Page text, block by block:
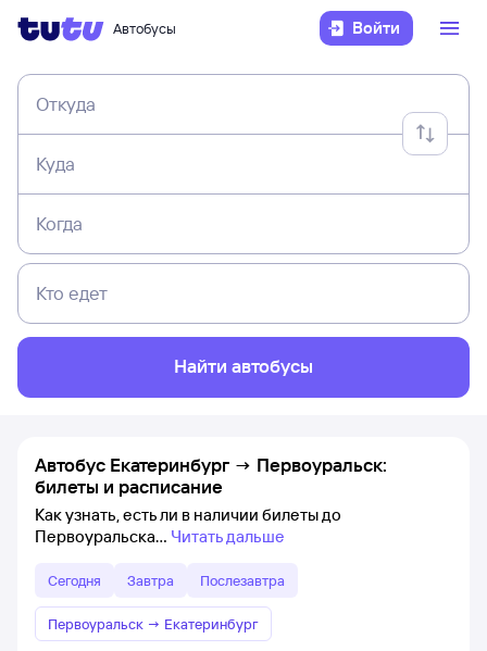
Автобусы Войти
Откуда
Куда
Когда
Кто едет
Найти автобусы
Автобус Екатеринбург → Первоуральск:
билеты и расписание
Как узнать, есть ли в наличии билеты до
Первоуральска
Читать дальше
Сегодня Завтра Послезавтра
Первоуральск → Екатеринбург